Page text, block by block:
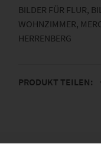
BILDER FÜR FLUR,
WOHNZIMMER,
HERRENBERG
PRODUKT TEILEN: